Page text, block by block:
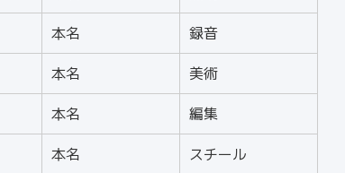
本名 録音
本名 美術
本名 編集
本名 スチール